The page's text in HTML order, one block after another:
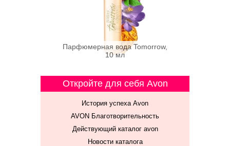
Парфюмерная вода Tomorrow,
10 мл
Откройте для себя Avon
История успеха Avon
AVON Благотворительность
Действующий каталог avon
Новости каталога